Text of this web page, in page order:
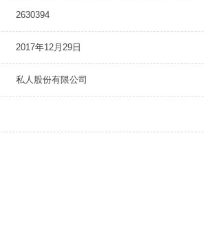
2630394
2017年12月29日
私人股份有限公司